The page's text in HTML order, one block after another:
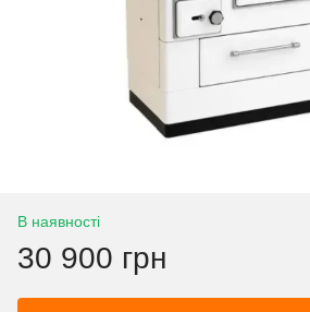
В наявності
30 900 грн